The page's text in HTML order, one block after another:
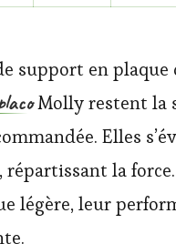
support en plaque
Molly restent la
Elles
répartissant la
légère, leur